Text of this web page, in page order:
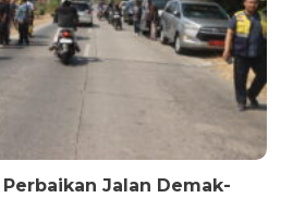
Jalan Demak-